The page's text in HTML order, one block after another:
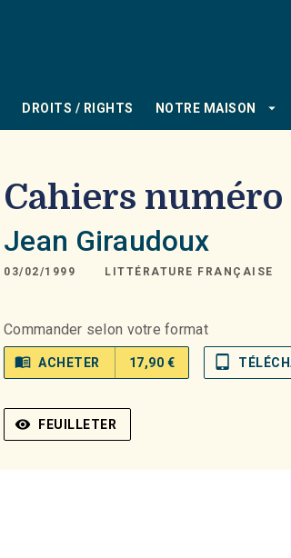
DROITS / RIGHTS NOTRE MAISON arrow_drop_down
Cahiers numéro
Jean Giraudoux
03/02/1999 LITTÉRATURE FRANÇAISE
Commander selon votre format
menu_book ACHETER 17,90 € tablet_mac
visibility FEUILLETER